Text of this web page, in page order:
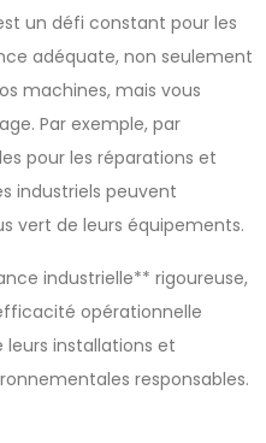
un défi constant pour les
adéquate, non seulement
machines, mais vous
Par exemple, par
pour les réparations et
industriels peuvent
vert de leurs équipements.
industrielle** rigoureuse,
opérationnelle
leurs installations et
responsables.